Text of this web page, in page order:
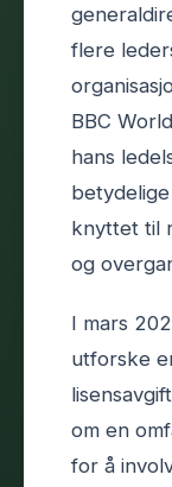
flere
BBC
hans
knyttet til
og
I mars
utforske
om en
for å